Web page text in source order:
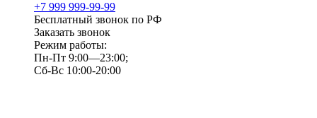
+7 999 999-99-99
Бесплатный звонок по РФ
Заказать звонок
Режим работы:
Пн-Пт 9:00—23:00;
Сб-Вс 10:00-20:00